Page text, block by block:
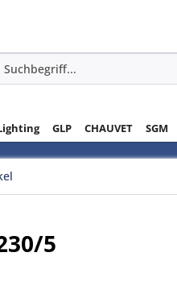
GLP CHAUVET SGM
5